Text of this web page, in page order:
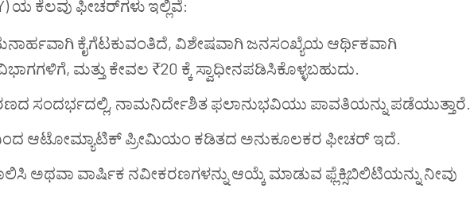
ಯ ಕೆಲವು ಫೀಚರ್‌ಗಳು ಇಲ್ಲಿವೆ:
ಕೈಗೆಟಕುವಂತಿದೆ, ವಿಶೇಷವಾಗಿ ಜನಸಂಖ್ಯೆಯ ಆರ್ಥಿಕವಾಗಿ
ಮತ್ತು ಕೇವಲ ₹20 ಕ್ಕೆ ಸ್ವಾಧೀನಪಡಿಸಿಕೊಳ್ಳಬಹುದು.
ಸಂದರ್ಭದಲ್ಲಿ, ನಾಮನಿರ್ದೇಶಿತ ಫಲಾನುಭವಿಯು ಪಾವತಿಯನ್ನು ಪಡೆಯುತ್ತಾರೆ.
ಆಟೋಮ್ಯಾಟಿಕ್ ಪ್ರೀಮಿಯಂ ಕಡಿತದ ಅನುಕೂಲಕರ ಫೀಚರ್ ಇದೆ.
ಅಥವಾ ವಾರ್ಷಿಕ ನವೀಕರಣಗಳನ್ನು ಆಯ್ಕೆ ಮಾಡುವ ಫ್ಲೆಕ್ಸಿಬಿಲಿಟಿಯನ್ನು ನೀವು